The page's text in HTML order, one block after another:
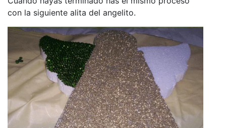
con la siguiente alita del angelito.